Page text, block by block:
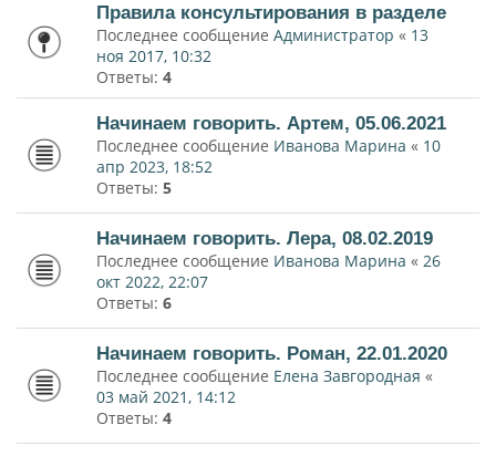
Правила консультирования в разделе
Последнее сообщение Администратор « 13
ноя 2017, 10:32
Ответы: 4
Начинаем говорить. Артем, 05.06.2021
Последнее сообщение Иванова Марина « 10
апр 2023, 18:52
Ответы: 5
Начинаем говорить. Лера, 08.02.2019
Последнее сообщение Иванова Марина « 26
окт 2022, 22:07
Ответы: 6
Начинаем говорить. Роман, 22.01.2020
Последнее сообщение Елена Завгородная «
03 май 2021, 14:12
Ответы: 4